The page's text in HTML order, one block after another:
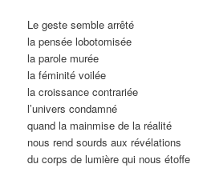
Le geste semble arrêté
la pensée lobotomisée
la parole murée
la féminité voilée
la croissance contrariée
l’univers condamné
quand la mainmise de la réalité
nous rend sourds aux révélations
du corps de lumière qui nous étoffe